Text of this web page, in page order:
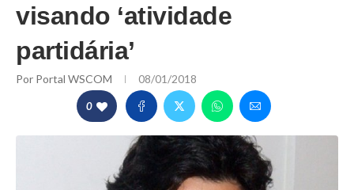
visando ‘atividade
partidária’
Por Portal WSCOM 08/01/2018
0